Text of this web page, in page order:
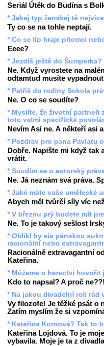
Seriál Útěk do Budína s
* Jakej typ ženskej tě
Ty co se na tohle neptají.
* Co se líp hraje pitomci
Eeee?
* Jezdíš ještě do Šumperka?
Ne. Když vyrostete na
odtamtud musíte
* Patříš do rodiny Sokola
Ne. O co se soudíte?
* Myslíte, že životní partneři
toto velmi specifické
Nevím Asi ne. A někteří asi
* Pozdrav pro pana Pavlatu
Dobře. Napište mi když tak
vrátit.
* Soudím se o autorský
Ne. Já neznám svá práva.
* Jaké máte vaše umělecké
Abych měl tvůrčí síly víc
* V březnu prý budete mít
Ne. To je takový sešlost
* Oblíkl by sis pánskou
racionální nebo
Racionálně extravagantní
Kateřina.
* Můžeme o herectví hovořit
Kdo to napsal? A proč
* Na jakou divadelní roli rád
Vy filozofe! Je těžké psát o
Zatím myslím že si
* Kateřina Kornová? Tak to
Kateřina Lojdová. To je
vybavila. Moje je ta z